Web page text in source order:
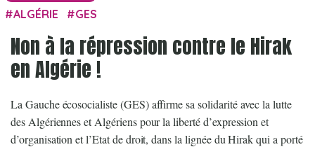
ALGÉRIE GES
Non à la répression contre le Hirak
en Algérie !
La Gauche écosocialiste (GES) affirme sa solidarité avec la lutte
des Algériennes et Algériens pour la liberté d’expression et
d’organisation et l’Etat de droit, dans la lignée du Hirak qui a porté